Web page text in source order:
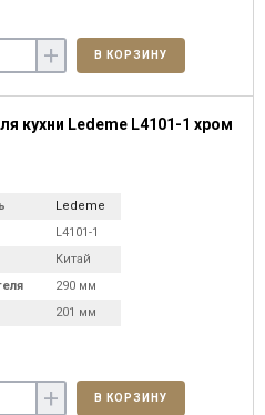
+ В КОРЗИНУ
кухни Ledeme L4101-1 хром
Ledeme
L4101-1
Китай
290 мм
201 мм
+ В КОРЗИНУ